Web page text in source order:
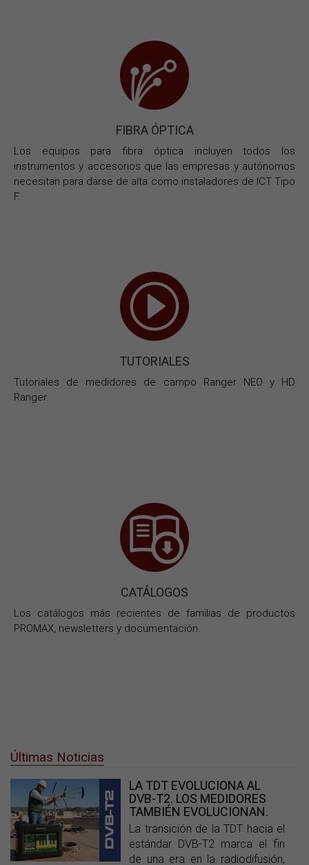
FIBRA ÓPTICA
Los equipos para fibra óptica incluyen todos los
instrumentos y accesorios que las empresas y autónomos
necesitan para darse de alta como instaladores de ICT Tipo
F.
TUTORIALES
Tutoriales de medidores de campo Ranger NEO y HD
Ranger.
CATÁLOGOS
Los catálogos más recientes de familias de productos
PROMAX, newsletters y documentación.
Últimas Noticias
LA TDT EVOLUCIONA AL
DVB-T2. LOS MEDIDORES
TAMBIÉN EVOLUCIONAN.
La transición de la TDT hacia el
estándar DVB-T2 marca el fin
de una era en la radiodifusión,